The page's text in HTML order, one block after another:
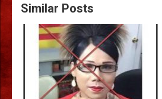
Similar Posts